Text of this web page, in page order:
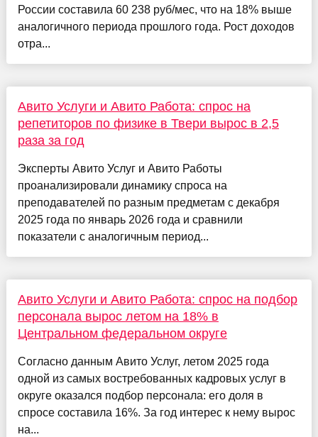
России составила 60 238 руб/мес, что на 18% выше
аналогичного периода прошлого года. Рост доходов
отра...
Авито Услуги и Авито Работа: спрос на
репетиторов по физике в Твери вырос в 2,5
раза за год
Эксперты Авито Услуг и Авито Работы
проанализировали динамику спроса на
преподавателей по разным предметам с декабря
2025 года по январь 2026 года и сравнили
показатели с аналогичным период...
Авито Услуги и Авито Работа: спрос на подбор
персонала вырос летом на 18% в
Центральном федеральном округе
Согласно данным Авито Услуг, летом 2025 года
одной из самых востребованных кадровых услуг в
округе оказался подбор персонала: его доля в
спросе составила 16%. За год интерес к нему вырос
на...